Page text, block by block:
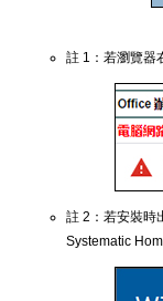
註 1：若瀏覽器
註 2：若安裝時
Systematic